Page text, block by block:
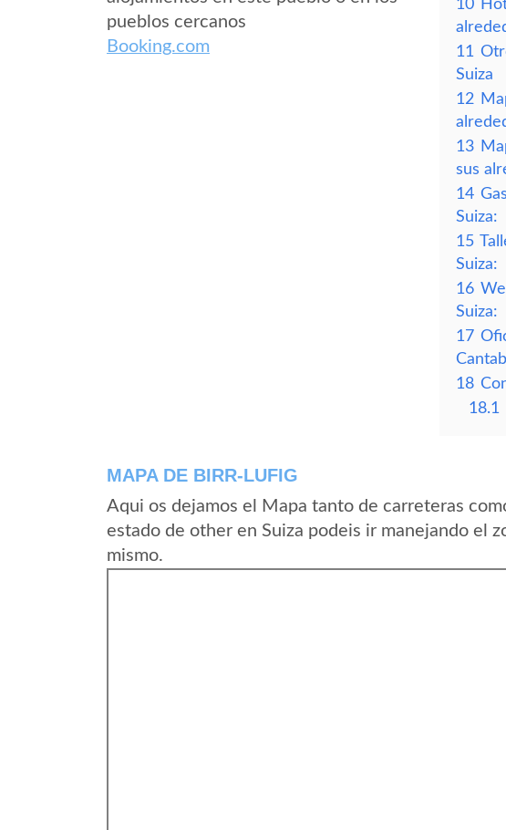
pueblos cercanos
Booking.com
10
11
Suiza
12
13
sus
14
Suiza:
15
Suiza:
16
Suiza:
17
18
18.1
MAPA DE BIRR-LUFIG
Aqui os dejamos el Mapa tanto de carreteras
estado de other en Suiza podeis ir manejando el
mismo.